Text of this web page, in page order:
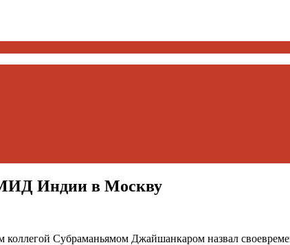
МИД Индии в Москву
Субраманьямом Джайшанкаром назвал